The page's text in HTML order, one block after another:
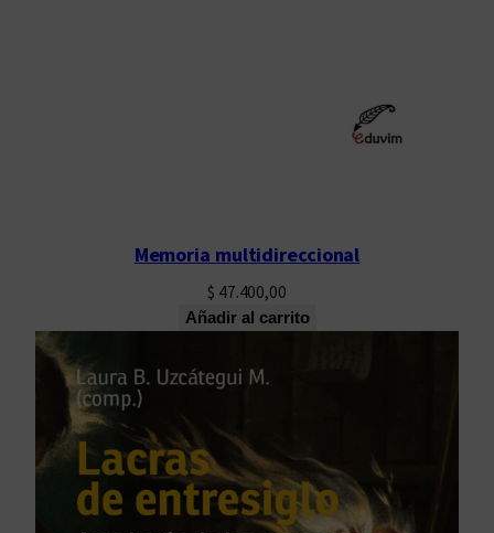
Memoria multidireccional
$ 47.400,00
Añadir al carrito